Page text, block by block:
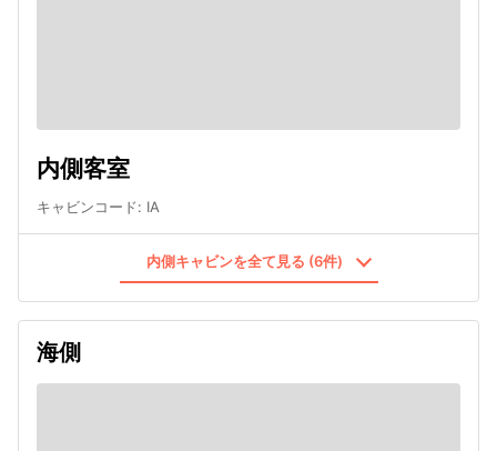
内側客室
キャビンコード: IA
内側キャビンを全て見る (6件)
海側